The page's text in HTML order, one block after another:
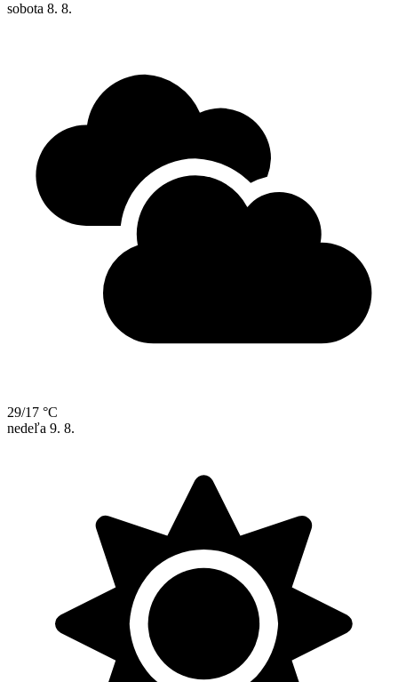
sobota 8. 8.
29/17 °C
nedeľa 9. 8.